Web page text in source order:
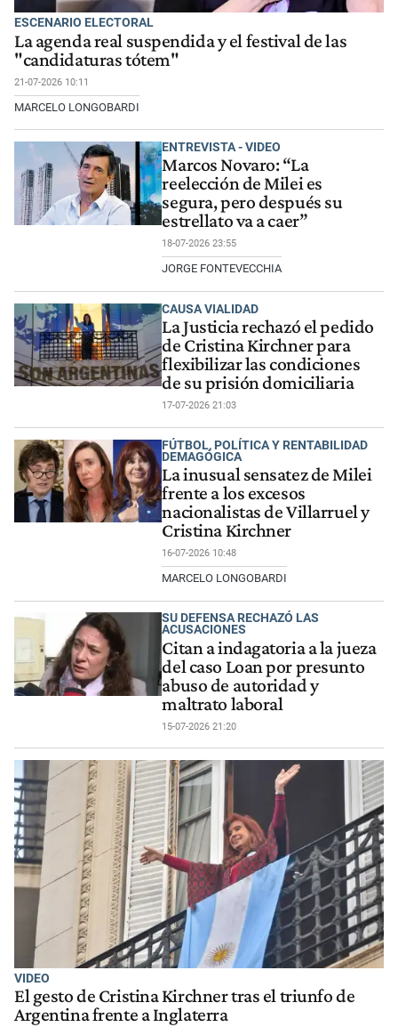
ESCENARIO ELECTORAL
La agenda real suspendida y el festival de las
"candidaturas tótem"
21-07-2026 10:11
MARCELO LONGOBARDI
ENTREVISTA - VIDEO
Marcos Novaro: “La
reelección de Milei es
segura, pero después su
estrellato va a caer”
18-07-2026 23:55
JORGE FONTEVECCHIA
CAUSA VIALIDAD
La Justicia rechazó el pedido
de Cristina Kirchner para
flexibilizar las condiciones
de su prisión domiciliaria
17-07-2026 21:03
FÚTBOL, POLÍTICA Y RENTABILIDAD
DEMAGÓGICA
La inusual sensatez de Milei
frente a los excesos
nacionalistas de Villarruel y
Cristina Kirchner
16-07-2026 10:48
MARCELO LONGOBARDI
SU DEFENSA RECHAZÓ LAS
ACUSACIONES
Citan a indagatoria a la jueza
del caso Loan por presunto
abuso de autoridad y
maltrato laboral
15-07-2026 21:20
VIDEO
El gesto de Cristina Kirchner tras el triunfo de
Argentina frente a Inglaterra